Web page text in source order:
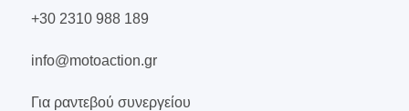
+30 2310 988 189
info@motoaction.gr
Για ραντεβού συνεργείου